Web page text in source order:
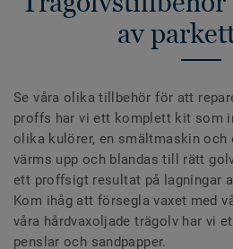
av
Se våra olika tillbehör för att
proffs har vi ett komplett kit som
olika kulörer, en smältmaskin och
värms upp och blandas till rätt
ett proffsigt resultat på lagningar
Kom ihåg att försegla vaxet med
våra hårdvaxoljade trägolv har vi
penslar och sandpapper.